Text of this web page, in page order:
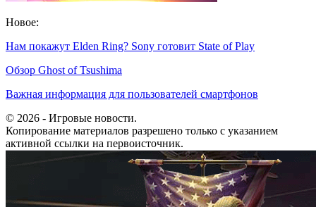
Новое:
Нам покажут Elden Ring? Sony готовит State of Play
Обзор Ghost of Tsushima
Важная информация для пользователей смартфонов
© 2026 - Игровые новости.
Копирование материалов разрешено только с указанием
активной ссылки на первоисточник.